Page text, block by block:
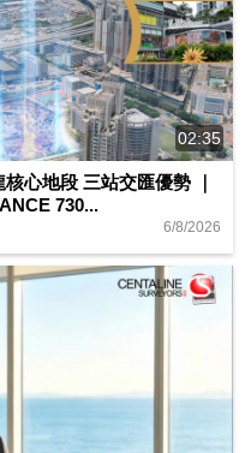
02:35
心地段 三站交匯優勢 ｜
730...
6/8/2026